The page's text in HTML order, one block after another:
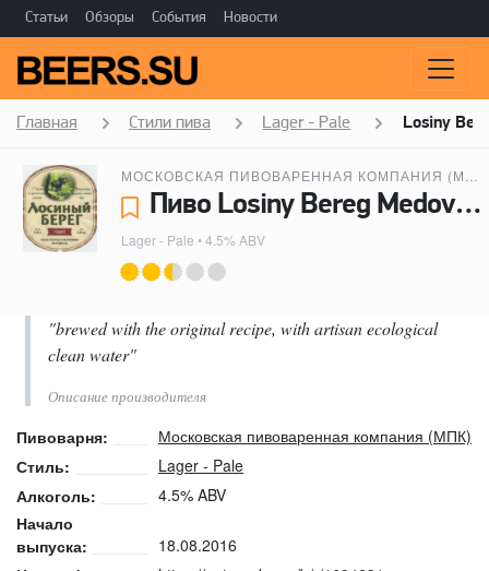
Статьи Обзоры События Новости
Главная Стили пива Lager - Pale Losiny
Пиво Losiny Bereg Medovoe (Лосиный Берег Медовое) - Московская пивоваренная компания (МПК)
Lager - Pale • 4.5% ABV
"brewed with the original recipe, with artisan ecological
clean water"
Описание производителя
Пивоварня:
Московская пивоваренная компания (МПК)
Стиль:
Lager - Pale
Алкоголь:
4.5% ABV
Начало
выпуска:
18.08.2016